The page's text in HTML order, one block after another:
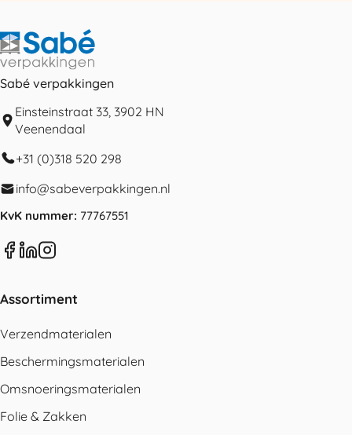
Sabé verpakkingen
Einsteinstraat 33, 3902 HN
Veenendaal
+31 (0)318 520 298
info@sabeverpakkingen.nl
KvK nummer: 77767551
Assortiment
Verzendmaterialen
Beschermingsmaterialen
Omsnoeringsmaterialen
Folie & Zakken